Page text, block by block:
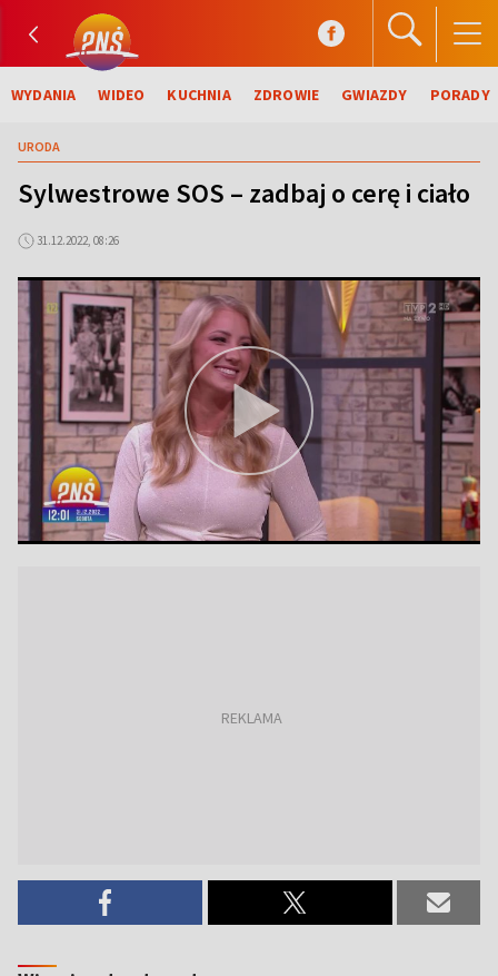
WYDANIA WIDEO KUCHNIA ZDROWIE GWIAZDY PORADY
URODA
Sylwestrowe SOS – zadbaj o cerę i ciało
31.12.2022, 08:26